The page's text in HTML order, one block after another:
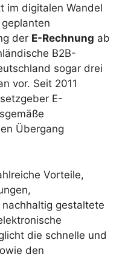
im digitalen Wandel
der E-Rechnung ab
B2B-
sogar drei
vor. Seit 2011
E-
Übergang
Vorteile,
gestaltete
die schnelle und
den